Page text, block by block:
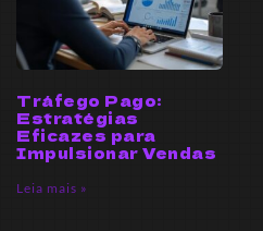
Tráfego Pago:
Estratégias
Eficazes para
Impulsionar Vendas
Leia mais »